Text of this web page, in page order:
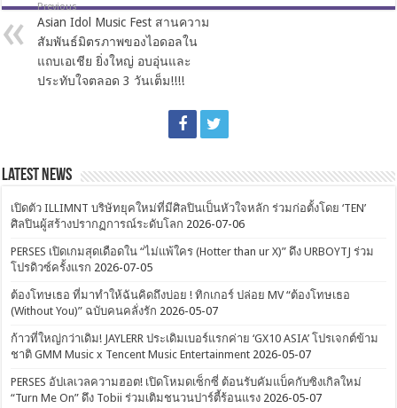
Previous
Asian Idol Music Fest สานความ
สัมพันธ์มิตรภาพของไอดอลใน
แถบเอเชีย ยิ่งใหญ่ อบอุ่นและ
ประทับใจตลอด 3 วันเต็ม!!!!
Latest News
เปิดตัว ILLIMNT บริษัทยุคใหม่ที่มีศิลปินเป็นหัวใจหลัก ร่วมก่อตั้งโดย ‘TEN’
ศิลปินผู้สร้างปรากฏการณ์ระดับโลก 2026-07-06
PERSES เปิดเกมสุดเดือดใน “ไม่แพ้ใคร (Hotter than ur X)” ดึง URBOYTJ ร่วม
โปรดิวซ์ครั้งแรก 2026-07-05
ต้องโทษเธอ ที่มาทำให้ฉันคิดถึงบ่อย ! ทิกเกอร์ ปล่อย MV “ต้องโทษเธอ
(Without You)” ฉบับคนคลั่งรัก 2026-05-07
ก้าวที่ใหญ่กว่าเดิม! JAYLERR ประเดิมเบอร์แรกค่าย ‘GX10 ASIA’ โปรเจกต์ข้าม
ชาติ GMM Music x Tencent Music Entertainment 2026-05-07
PERSES อัปเลเวลความฮอต! เปิดโหมดเซ็กซี่ ต้อนรับคัมแบ็คกับซิงเกิลใหม่
“Turn Me On” ดึง Tobii ร่วมเติมชนวนปาร์ตี้ร้อนแรง 2026-05-07